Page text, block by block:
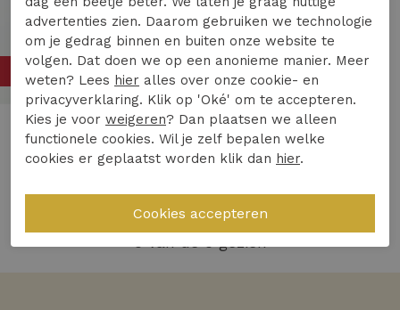
50%
Aaiko
Aaiko solane 3d tba Jackets 130905 birch
5 van de 5 gezien
advertenties zien. Daarom gebruiken we technologie
om je gedrag binnen en buiten onze website te
volgen. Dat doen we op een anonieme manier. Meer
weten? Lees hier alles over onze cookie- en
privacyverklaring. Klik op 'Oké' om te accepteren.
Kies je voor weigeren? Dan plaatsen we alleen
functionele cookies. Wil je zelf bepalen welke
cookies er geplaatst worden klik dan hier.